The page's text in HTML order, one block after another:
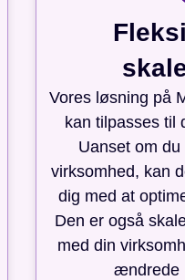
Vores løsning på
kan tilpasses til
Uanset om
virksomhed, kan
dig med at
Den er også
med din
ændrede